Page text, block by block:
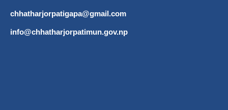
chhatharjorpatigapa@gmail.com
info@chhatharjorpatimun.gov.np